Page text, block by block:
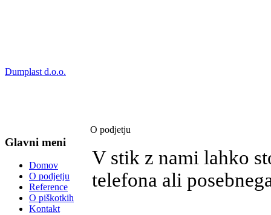
Dumplast d.o.o.
Glavni meni
Domov
O podjetju
Reference
O piškotkih
Kontakt
O podjetju
V stik z nami lahko
telefona ali